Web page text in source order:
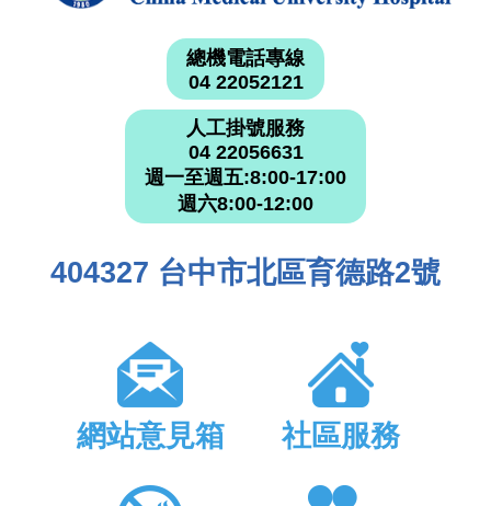
總機電話專線
04 22052121
人工掛號服務
04 22056631
週一至週五:8:00-17:00
週六8:00-12:00
404327 台中市北區育德路2號
網站意見箱 社區服務